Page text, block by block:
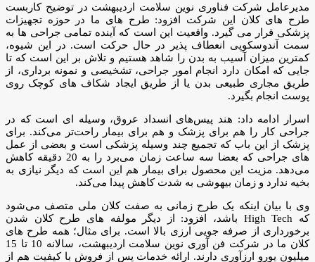
مدیرعامل شرکت فناوری نوین سلامت اردیبهشت در توضیح کاربست
طرح های کلان این شرکت افزود: طرح های ما در حوزه تجهیزات
پزشکی قرار می گیرد. واقعیت این است که آینده تمامی جراحی ها به
سمت آندوسکوپی انعطاف پذیر در حال حرکت است. در این شیوه،
کمترین میزان آسیب به بدن را شاهد هستیم و تلاش بر این است که تا
جایی که امکان دارد انجام امور جراحی، تشخیصی و نمونه برداری، از
طریق مجاری طبیعی بدن یا از طریق ایجاد شکاف های کوچک روی
پوست انجام بگیرد.
اسرار ادامه داد: هند پیس‌های انسداد عروق، وسیله ای است که در
جراحی کار را هم برای پزشک و هم برای بیمار راحت‌تر می‌کند. برای
پزشک از این باب که تجمیع چند وسیله پزشکی است و بعضی از عمل
های جراحی که بعضا سه ساعت زمان می‌برد را به 20 دقیقه کاهش
می‌دهد. مزیت این محصول برای بیمار هم این است که دیگر نیازی به
بخیه ندارد و زمان بیهوشی به شدت کاهش پیدا می‌کند.
وی با بیان اینکه یک طرح زمانی به صفت کلان ملی متصف می‌شود
که High Tech باشد، افزود: از دیگر مولفه های طرح کلان شدن
برخورداری از صرفه جویی ارزی بالا است. برای مثال؛ همه طرح های
کلان ما در شرکت فن آوری نوین سلامت اردیبهشت، سالانه 10 تا 15
میلیون یورو ارزآوری دارند. ارائه خدمات پس از فروش با کیفیت هم از